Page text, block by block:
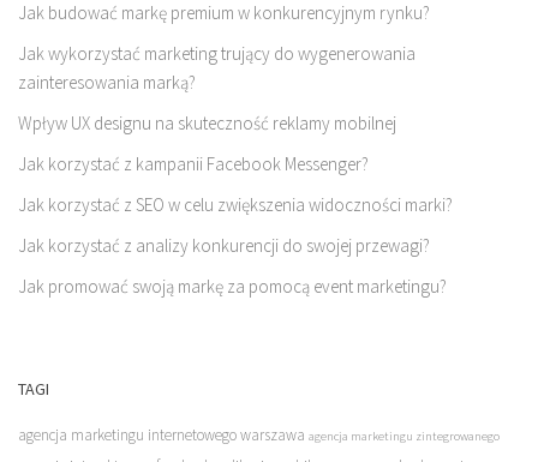
Jak budować markę premium w konkurencyjnym rynku?
Jak wykorzystać marketing trujący do wygenerowania
zainteresowania marką?
Wpływ UX designu na skuteczność reklamy mobilnej
Jak korzystać z kampanii Facebook Messenger?
Jak korzystać z SEO w celu zwiększenia widoczności marki?
Jak korzystać z analizy konkurencji do swojej przewagi?
Jak promować swoją markę za pomocą event marketingu?
TAGI
agencja marketingu internetowego warszawa agencja marketingu zintegrowanego